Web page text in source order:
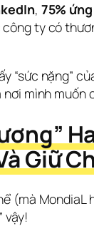
, 75%
ty có
“sức nặng”
mình muốn
Giữ
(mà MondiaL
vậy!